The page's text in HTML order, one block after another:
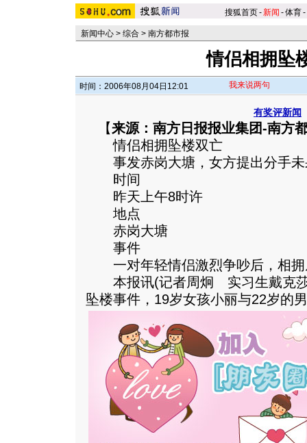
搜狐首页-新闻 -体育-
新闻中心 > 综合 > 南方都市报
情侣相拥坠
时间：2006年08月04日12:01 我来说两句
有奖评新闻
【来源：南方日报报业集团-南方
情侣相拥坠楼双亡
事发赤岗大塘，女方提出分手未
时间
昨天上午8时许
地点
赤岗大塘
事件
一对年轻情侣激烈争吵后，相拥
本报讯(记者周炯 实习生戴克莎
坠楼事件，19岁女孩小丽与22岁的